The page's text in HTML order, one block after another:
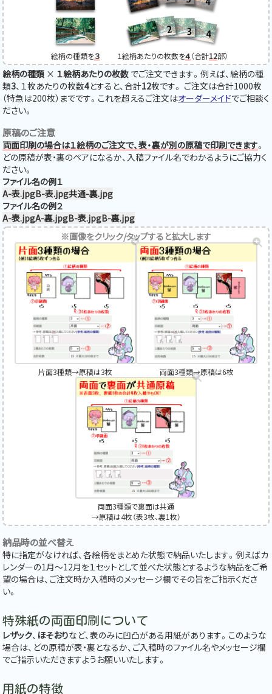
絵柄の種類を３ １絵柄あたりの枚数を４（合計12部）
絵柄の種類 × １絵柄あたりの枚数 でご注文できます。例えば、絵柄の種
類3、１枚あたりの枚数4とすると、合計12枚です。 ご注文は合計1000枚
（特急は200枚）までです。これを超えるご注文はオーダーメイドでご相談く
ださい。
原稿のご注意
両面印刷の場合は１絵柄のご注文で、表・裏が別の原稿で印刷できます。
どの原稿が表・裏のペアになるか、入稿ファイル名でわかるようにご協力く
ださい。
ファイル名の例１
A-表.jpgB-表.jpg共通-裏.jpg
ファイル名の例２
A-表.jpgA-裏.jpgB-表.jpgB-裏.jpg
※画像をクリック/タップすると拡大します
片面3種類→原稿は3枚 両面3種類→原稿は6枚
両面3種類で裏面は共通
→原稿は4枚（表3枚、裏1枚）
納品時の並べ替え
特に指定がなければ、各絵柄をまとめた状態で納品いたします。例えばカ
レンダーの1月～12月を１セットとして並べた状態とするような納品をご希
望の場合は、ご注文時か入稿時のメッセージ欄でその旨をご指示くださ
い。
特殊紙の両面印刷について
レザック、 ほそおりなど、表のみに凹凸がある用紙があります。このような
場合は、どの原稿が表・裏となるか、ご入稿時のファイル名やメッセージ欄
でご指示いただきますようお願いいたします。
用紙の特徴